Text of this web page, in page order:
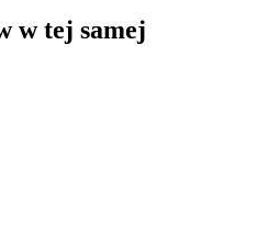
w tej samej